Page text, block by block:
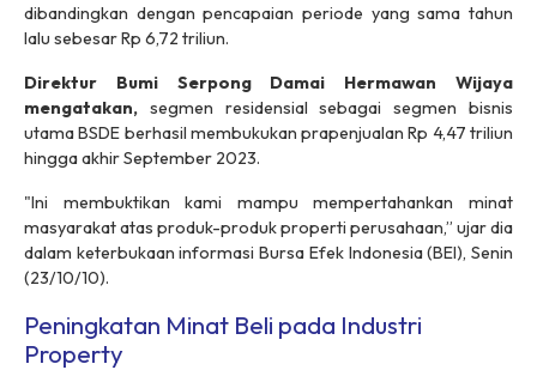
dibandingkan dengan pencapaian periode yang sama tahun
lalu sebesar Rp 6,72 triliun.
Direktur Bumi Serpong Damai Hermawan Wijaya
mengatakan, segmen residensial sebagai segmen bisnis
utama BSDE berhasil membukukan prapenjualan Rp 4,47 triliun
hingga akhir September 2023.
"Ini membuktikan kami mampu mempertahankan minat
masyarakat atas produk-produk properti perusahaan,” ujar dia
dalam keterbukaan informasi Bursa Efek Indonesia (BEI), Senin
(23/10/10).
Peningkatan Minat Beli pada Industri
Property